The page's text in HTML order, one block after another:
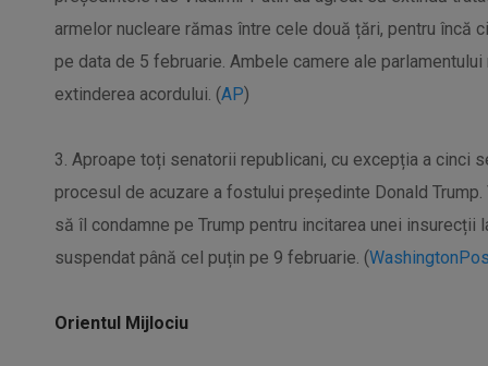
armelor nucleare rămas între cele două țări, pentru încă
pe data de 5 februarie. Ambele camere ale
extinderea acordului. (AP)
3. Aproape toți senatorii republicani, cu excepția a cinci
procesul de acuzare a fostului președinte Donald
să îl condamne pe Trump pentru incitarea unei
suspendat până cel puțin pe 9 februarie. (
Orientul Mijlociu